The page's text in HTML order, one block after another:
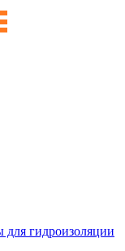
гидроизоляции